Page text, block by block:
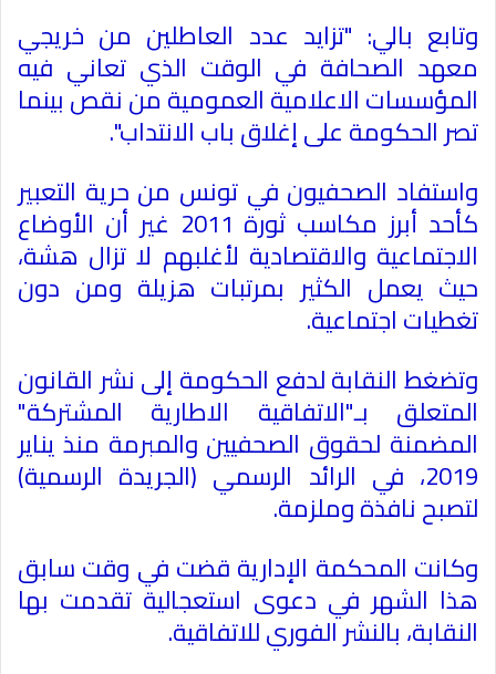
وتابع بالي: "تزايد عدد العاطلين من خريجي
معهد الصحافة في الوقت الذي تعاني فيه
المؤسسات الاعلامية العمومية من نقص بينما
تصر الحكومة على إغلاق باب الانتداب".
واستفاد الصحفيون في تونس من حرية التعبير
كأحد أبرز مكاسب ثورة 2011 غير أن الأوضاع
الاجتماعية والاقتصادية لأغلبهم لا تزال هشة،
حيث يعمل الكثير بمرتبات هزيلة ومن دون
تغطيات اجتماعية.
وتضغط النقابة لدفع الحكومة إلى نشر القانون
المتعلق بـ"الاتفاقية الاطارية المشتركة"
المضمنة لحقوق الصحفيين والمبرمة منذ يناير
2019، في الرائد الرسمي (الجريدة الرسمية)
لتصبح نافذة وملزمة.
وكانت المحكمة الإدارية قضت في وقت سابق
هذا الشهر في دعوى استعجالية تقدمت بها
النقابة، بالنشر الفوري للاتفاقية.